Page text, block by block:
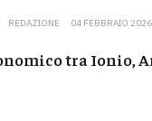
REDAZIONE 04 FEBBRAIO 2026
tra Ionio,